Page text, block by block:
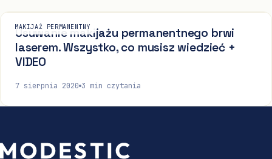
MAKIJAŻ PERMANENTNY
Usuwanie makijażu permanentnego brwi
laserem. Wszystko, co musisz wiedzieć +
VIDEO
7 sierpnia 2020 3 min czytania